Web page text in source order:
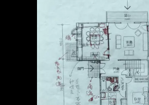
进一步筛选
关于M+藏品